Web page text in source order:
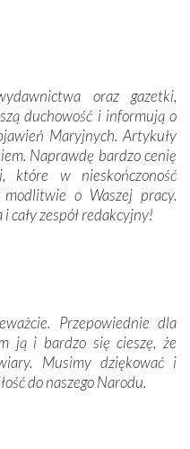
i pracowitością
wizjonerów – Łucji
i Franciszka Marto.
Odprawiliśmy Drogę
odwiedziliśmy
zapaliliśmy świece
nam przez
światło w Fatimie”.
ich ludową sztukę i
są od siebie bardzo
nie czuliśmy się obco.
Matka Boża, ale też
początek w naszej
do historycznych
oraz gazetki,
duchowość i informują o
Maryjnych. Artykuły
Naprawdę bardzo cenię
które w nieskończoność
o Waszej pracy.
cały zespół redakcyjny!
Przepowiednie dla
ją i bardzo się cieszę, że
Musimy dziękować i
do naszego Narodu.